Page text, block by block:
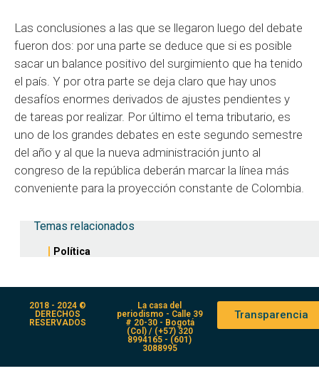
Las conclusiones a las que se llegaron luego del debate
fueron dos: por una parte se deduce que si es posible
sacar un balance positivo del surgimiento que ha tenido
el país. Y por otra parte se deja claro que hay unos
desafíos enormes derivados de ajustes pendientes y
de tareas por realizar. Por último el tema tributario, es
uno de los grandes debates en este segundo semestre
del año y al que la nueva administración junto al
congreso de la república deberán marcar la línea más
conveniente para la proyección constante de Colombia.
Temas relacionados
Política
2018 - 2024 ©
DERECHOS
RESERVADOS
La casa del
periodismo - Calle 39
# 20-30 - Bogotá
(Col) / (+57) 320
8994165 - (601)
3088995
Transparencia